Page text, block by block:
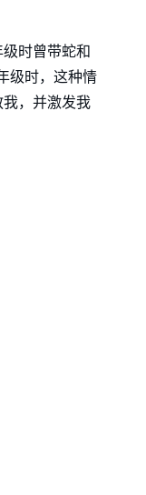
时曾带蛇和
级时，这种情
，并激发我